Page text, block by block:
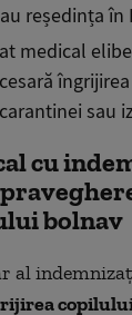
reședința în
medical
sau
cu
bolnav
al